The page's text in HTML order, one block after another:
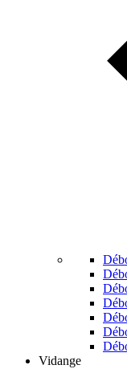
Vidange